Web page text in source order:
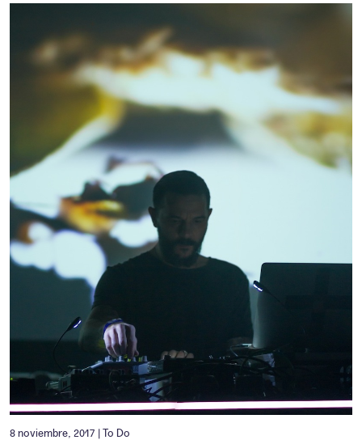
8 noviembre, 2017 |To Do